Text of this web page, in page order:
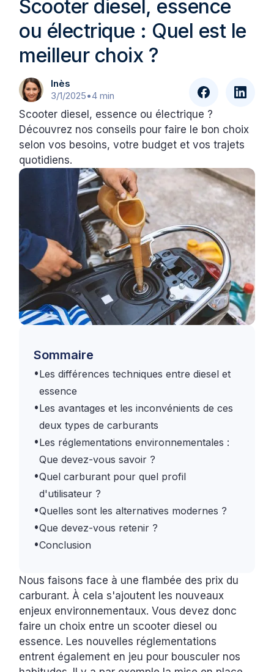
Scooter diesel, essence
ou électrique : Quel est le
meilleur choix ?
Inès
3/1/2025•4 min
Scooter diesel, essence ou électrique ?
Découvrez nos conseils pour faire le bon choix
selon vos besoins, votre budget et vos trajets
quotidiens.
Sommaire
•Les différences techniques entre diesel et
essence
•Les avantages et les inconvénients de ces
deux types de carburants
•Les réglementations environnementales :
Que devez-vous savoir ?
•Quel carburant pour quel profil
d'utilisateur ?
•Quelles sont les alternatives modernes ?
•Que devez-vous retenir ?
•Conclusion
Nous faisons face à une flambée des prix du
carburant. À cela s'ajoutent les nouveaux
enjeux environnementaux. Vous devez donc
faire un choix entre un scooter diesel ou
essence. Les nouvelles réglementations
entrent également en jeu pour bousculer nos